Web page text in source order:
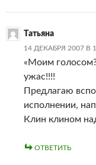
Татьяна
14 ДЕКАБРЯ 2007 В
«Моим
ужас!!!!
Предлагаю
исполнении,
Клин клином
ОТВЕТИТЬ